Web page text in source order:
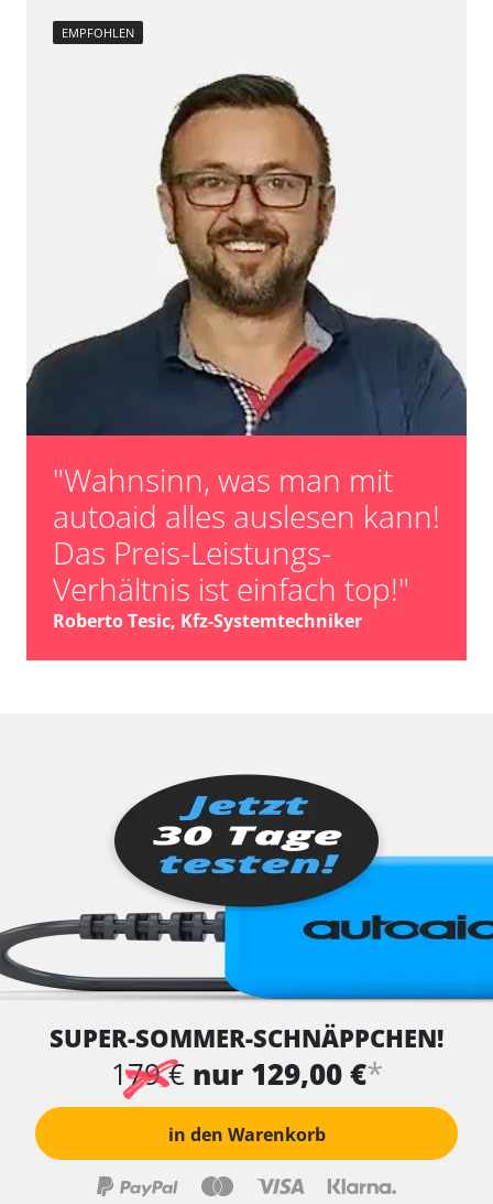
EMPFOHLEN
"Wahnsinn, was man mit
autoaid alles auslesen kann!
Das Preis-Leistungs-
Verhältnis ist einfach top!"
Roberto Tesic, Kfz-Systemtechniker
SUPER-SOMMER-SCHNÄPPCHEN!
179 € nur 129,00 €*
in den Warenkorb